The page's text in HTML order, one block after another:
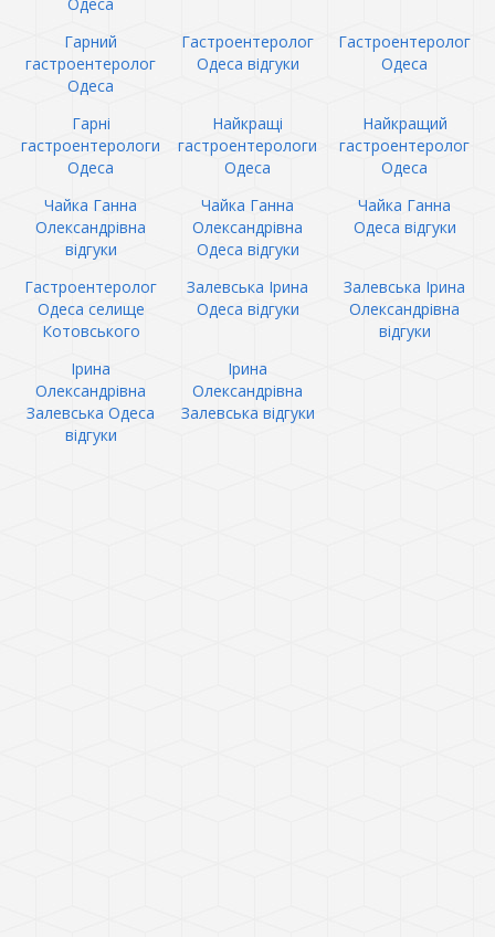
Гарний
гастроентеролог
Одеса
Гастроентеролог
Одеса відгуки
Гастроентеролог
Одеса
Гарні
гастроентерологи
Одеса
Найкращі
гастроентерологи
Одеса
Найкращий
гастроентеролог
Одеса
Чайка Ганна
Олександрівна
відгуки
Чайка Ганна
Олександрівна
Одеса відгуки
Чайка Ганна
Одеса відгуки
Гастроентеролог
Одеса селище
Котовського
Залевська Ірина
Одеса відгуки
Залевська Ірина
Олександрівна
відгуки
Ірина
Олександрівна
Залевська Одеса
відгуки
Ірина
Олександрівна
Залевська відгуки